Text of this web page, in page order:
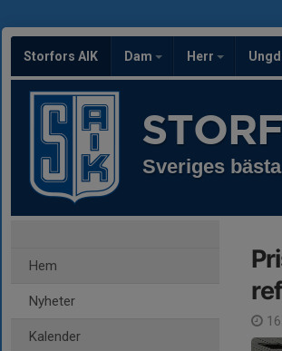
Storfors AIK Dam Herr
Sveriges
Hem
Nyheter
Kalender